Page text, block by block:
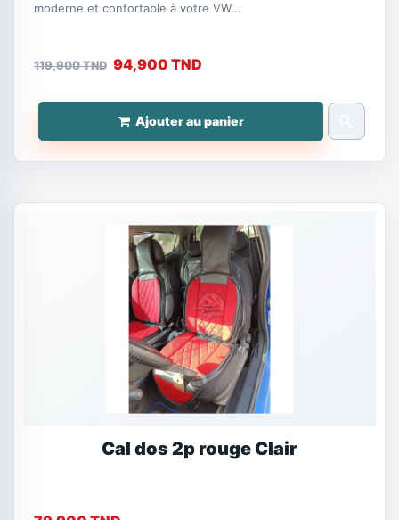
moderne et confortable à votre VW...
119,900 TND 94,900 TND
Ajouter au panier
Cal dos 2p rouge Clair